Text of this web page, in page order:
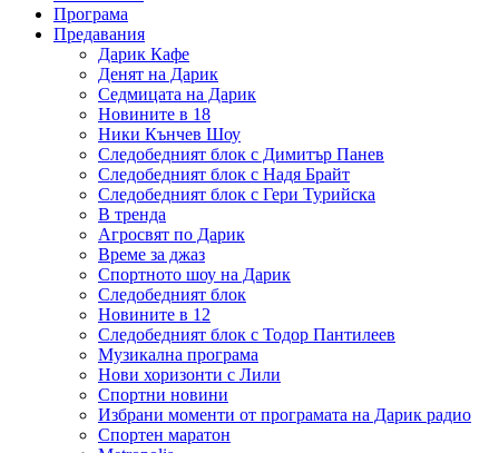
Програма
Предавания
Дарик Кафе
Денят на Дарик
Седмицата на Дарик
Новините в 18
Ники Кънчев Шоу
Следобедният блок с Димитър Панев
Следобедният блок с Надя Брайт
Следобедният блок с Гери Турийска
В тренда
Агросвят по Дарик
Време за джаз
Спортното шоу на Дарик
Следобедният блок
Новините в 12
Следобедният блок с Тодор Пантилеев
Музикална програма
Нови хоризонти с Лили
Спортни новини
Избрани моменти от програмата на Дарик радио
Спортен маратон